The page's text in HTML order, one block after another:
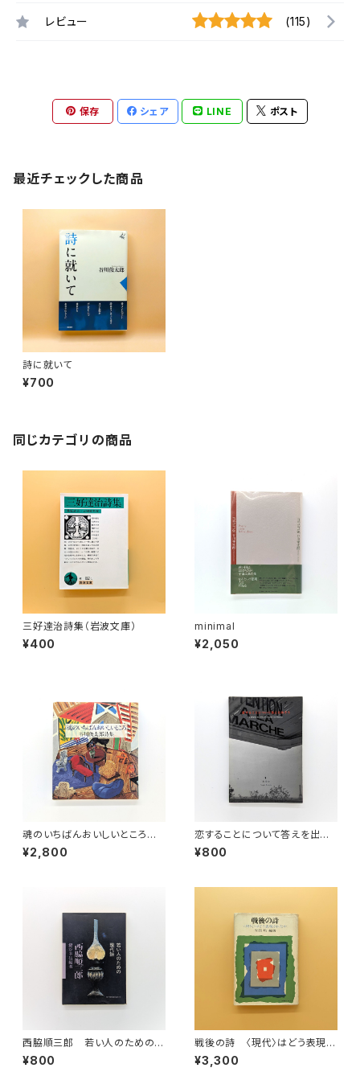
レビュー (115)
保存 シェア LINE ポスト
最近チェックした商品
詩に就いて
¥700
同じカテゴリの商品
三好達治詩集（岩波文庫）
¥400
minimal
¥2,050
魂のいちばんおいしいところ
谷川俊太郎詩集
¥2,800
恋することについて答えを出そ
う
¥800
西脇順三郎 若い人のための現
代詩（現代教養文庫710）
¥800
戦後の詩 〈現代〉はどう表現さ
れたか（現代教養文庫）
¥3,300